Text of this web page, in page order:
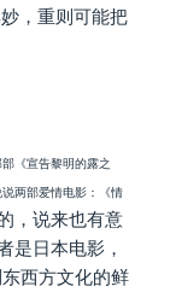
，重则可能把
《宣告黎明的露之
两部爱情电影：《情
，说来也有意
是日本电影，
西方文化的鲜